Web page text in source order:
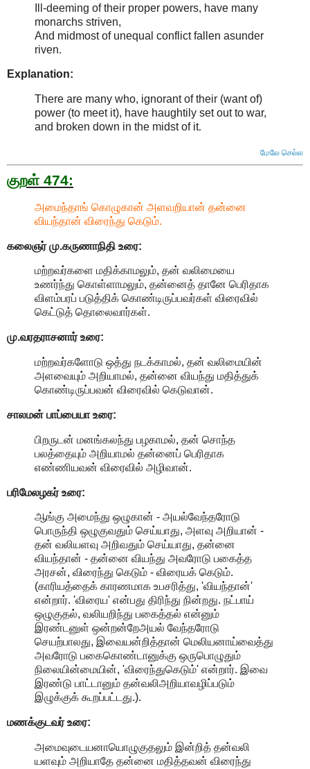
Ill-deeming of their proper powers, have many
monarchs striven,
And midmost of unequal conflict fallen asunder
riven.
Explanation:
There are many who, ignorant of their (want of)
power (to meet it), have haughtily set out to war,
and broken down in the midst of it.
மேலே செல்ல
குறள் 474:
அமைந்தாங் கொழுகான் அளவறியான் தன்னை
வியந்தான் விரைந்து கெடும்.
கலைஞர் மு.கருணாநிதி உரை:
மற்றவர்களை மதிக்காமலும், தன் வலிமையை
உணர்ந்து கொள்ளாமலும், தன்னைத் தானே பெரிதாக
விளம்பரப் படுத்திக் கொண்டிருப்பவர்கள் விரைவில்
கெட்டுத் தொலைவார்கள்.
மு.வரதராசனார்உரை:
மற்றவர்களோடு ஒத்து நடக்காமல், தன் வலிமையின்
அளவையும் அறியாமல், தன்னை வியந்து மதித்துக்
கொண்டிருப்பவன் விரைவில் கெடுவான்.
சாலமன் பாப்பையா உரை:
பிறருடன் மனங்கலந்து பழகாமல், தன் சொந்த
பலத்தையும் அறியாமல் தன்னைப் பெரிதாக
எண்ணியவன் விரைவில் அழிவான்.
பரிமேலழகர் உரை:
ஆங்கு அமைந்து ஒழுகான் - அயல்வேந்தரோடு
பொருந்தி ஒழுகுவதும் செய்யாது, அளவு அறியான் -
தன் வலியளவு அறிவதும் செய்யாது, தன்னை
வியந்தான் - தன்னை வியந்து அவரோடு பகைத்த
அரசன், விரைந்து கெடும் - விரையக் கெடும்.
(காரியத்தைக் காரணமாக உபசரித்து, 'வியந்தான்'
என்றார். 'விரைய' என்பது திரிந்து நின்றது. நட்பாய்
ஒழுகுதல், வலியறிந்து பகைத்தல் என்னும்
இரண்டனுள் ஒன்றன்றேஅயல் வேந்தரோடு
செயற்பாலது, இவையன்றித்தான் மெலியனாய்வைத்து
அவரோடு பகைகொண்டானுக்கு ஒருபொழுதும்
நிலையின்மையின், 'விரைந்துகெடும்' என்றார். இவை
இரண்டு பாட்டானும் தன்வலிஅறியாவழிப்படும்
இழுக்குக் கூறப்பட்டது.).
மணக்குடவர் உரை:
அமைவுடையனாயொழுகுதலும் இன்றித் தன்வலி
யளவும் அறியாதே தன்னை மதித்தவன் விரைந்து